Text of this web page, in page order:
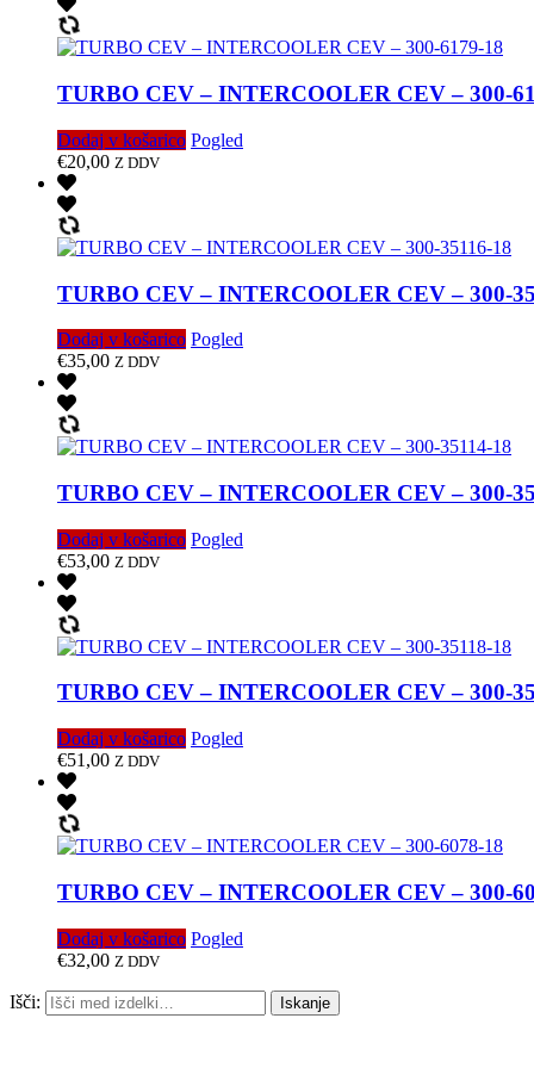
TURBO CEV – INTERCOOLER CEV – 300-
Dodaj v košarico Pogled
€20,00 Z DDV
TURBO CEV – INTERCOOLER CEV – 300-
Dodaj v košarico Pogled
€35,00 Z DDV
TURBO CEV – INTERCOOLER CEV – 300-
Dodaj v košarico Pogled
€53,00 Z DDV
TURBO CEV – INTERCOOLER CEV – 300-
Dodaj v košarico Pogled
€51,00 Z DDV
TURBO CEV – INTERCOOLER CEV – 300-
Dodaj v košarico Pogled
€32,00 Z DDV
Išči: Iskanje